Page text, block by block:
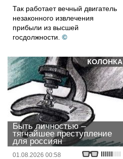
Так работает вечный двигатель
незаконного извлечения
прибыли из высшей
госдолжности. ©
КОЛОНКА
Быть личностью –
тягчайшее преступление
для россиян
01.08.2026 00:58